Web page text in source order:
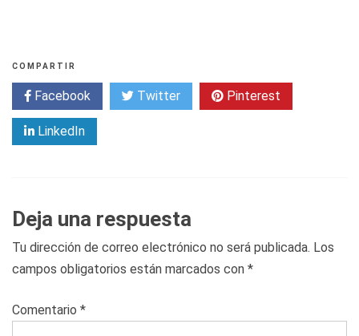
COMPARTIR
Facebook Twitter Pinterest
LinkedIn
Deja una respuesta
Tu dirección de correo electrónico no será publicada. Los
campos obligatorios están marcados con *
Comentario *